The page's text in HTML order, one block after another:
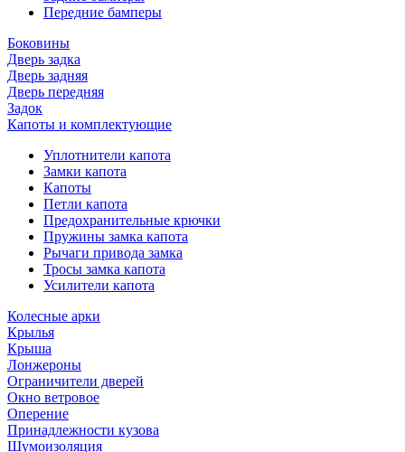
Передние бамперы
Боковины
Дверь задка
Дверь задняя
Дверь передняя
Задок
Капоты и комплектующие
Уплотнители капота
Замки капота
Капоты
Петли капота
Предохранительные крючки
Пружины замка капота
Рычаги привода замка
Тросы замка капота
Усилители капота
Колесные арки
Крылья
Крыша
Лонжероны
Ограничители дверей
Окно ветровое
Оперение
Принадлежности кузова
Шумоизоляция